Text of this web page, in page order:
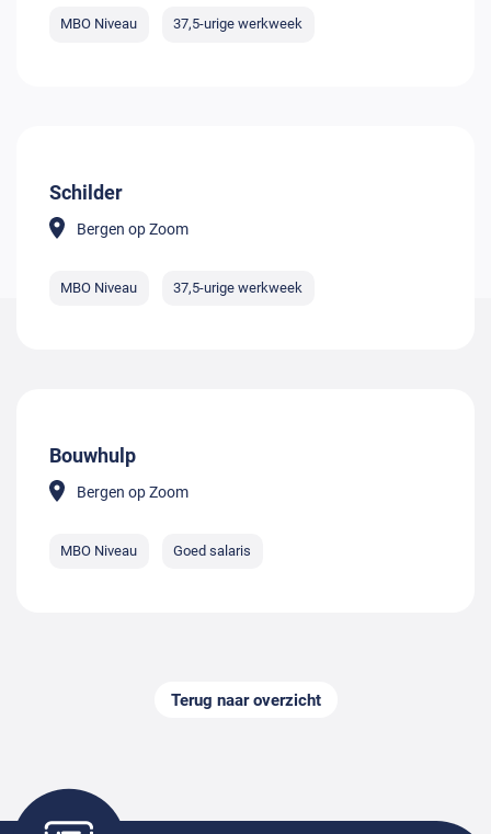
MBO Niveau 37,5-urige werkweek
Schilder
Bergen op Zoom
MBO Niveau 37,5-urige werkweek
Bouwhulp
Bergen op Zoom
MBO Niveau Goed salaris
Terug naar overzicht